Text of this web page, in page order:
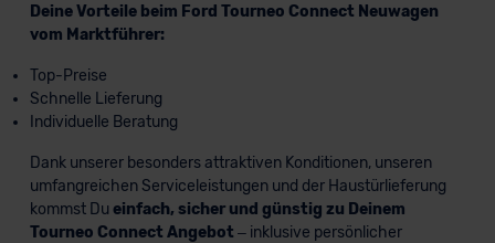
Deine Vorteile beim Ford Tourneo Connect Neuwagen
vom Marktführer:
Top-Preise
Schnelle Lieferung
Individuelle Beratung
Dank unserer besonders attraktiven Konditionen, unseren
umfangreichen Serviceleistungen und der Haustürlieferung
kommst Du einfach, sicher und günstig zu Deinem
Tourneo Connect Angebot – inklusive persönlicher